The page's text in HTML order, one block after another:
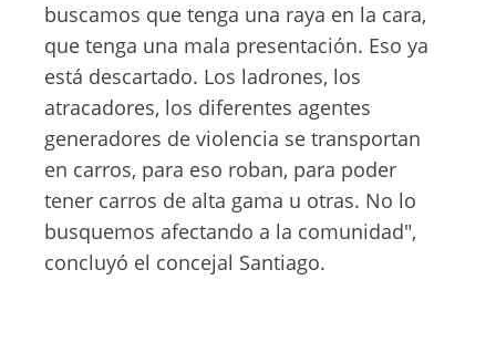
buscamos que tenga una raya en la cara,
que tenga una mala presentación. Eso ya
está descartado. Los ladrones, los
atracadores, los diferentes agentes
generadores de violencia se transportan
en carros, para eso roban, para poder
tener carros de alta gama u otras. No lo
busquemos afectando a la comunidad",
concluyó el concejal Santiago.